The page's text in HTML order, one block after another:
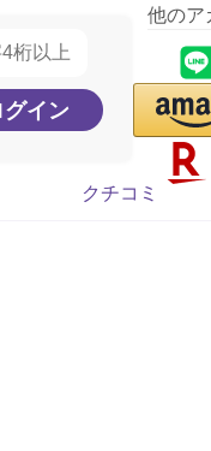
他のア
クチコミ